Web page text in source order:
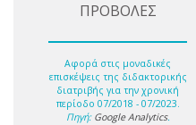
ΠΡΟΒΟΛΕΣ
Αφορά στις μοναδικές
επισκέψεις της διδακτορικής
διατριβής για την χρονική
περίοδο 07/2018 - 07/2023.
Πηγή: Google Analytics.